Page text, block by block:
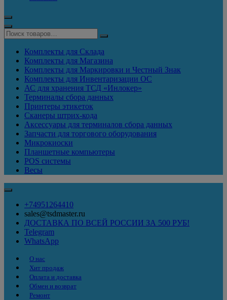
Комплекты для Склада
Комплекты для Магазина
Комплекты для Маркировки и Честный Знак
Комплекты для Инвентаризации ОС
АС для хранения ТСД «Инлокер»
Терминалы сбора данных
Принтеры этикеток
Сканеры штрих-кода
Аксессуары для терминалов сбора данных
Запчасти для торгового оборудования
Микрокиоски
Планшетные компьютеры
POS системы
Весы
+74951264410
sales@tsdmaster.ru
ДОСТАВКА ПО ВСЕЙ РОССИИ ЗА 500 РУБ!
Telegram
WhatsApp
О нас
Хит продаж
Оплата и доставка
Обмен и возврат
Ремонт